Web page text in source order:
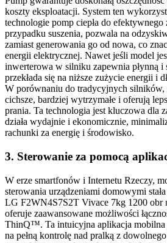
koszty eksploatacji. System ten
technologie pomp ciepła do efektywnego
przypadku suszenia, pozwala na
zamiast generowania go od nowa, co
energii elektrycznej. Nawet jeśli model
inwerterowa w silniku zapewnia płynną i
przekłada się na niższe zużycie energii i
W porównaniu do tradycyjnych
cichsze, bardziej wytrzymałe i oferują
prania. Ta technologia jest kluczowa dla
działa wydajnie i ekonomicznie,
rachunki za energię i środowisko.
3. Sterowanie za pomocą
W erze smartfonów i Internetu Rzeczy,
sterowania urządzeniami domowymi
LG F2WN4S7S2T Vivace 7kg 1200 obr
oferuje zaawansowane możliwości
ThinQ™. Ta intuicyjna aplikacja
na pełną kontrolę nad pralką z